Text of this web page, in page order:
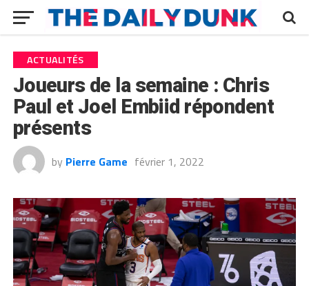
ACTUALITÉS
Joueurs de la semaine : Chris
Paul et Joel Embiid répondent
présents
by Pierre Game février 1, 2022